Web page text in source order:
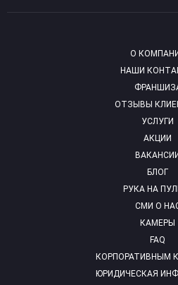
О
НАШИ
ОТЗЫВЫ
УСЛУГИ
АКЦИИ
ВАКАНСИИ
БЛОГ
РУКА НА
СМИ О
КАМЕРЫ
FAQ
КОРПОРАТИВНЫМ
ЮРИДИЧЕСКАЯ